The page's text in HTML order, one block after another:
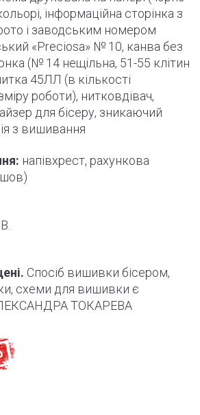
інформаційна сторінка з
і заводським номером
«Preciosa» № 10, канва без
(№ 14 нещільна, 51-55 клітин
45ЛЛ (в кількості
роботи), нитковдівач,
для бісеру, зникаючий
з вишивання
напівхрест, рахункова
Спосіб вишивки бісером,
схеми для вишивки є
ТОКАРЕВА